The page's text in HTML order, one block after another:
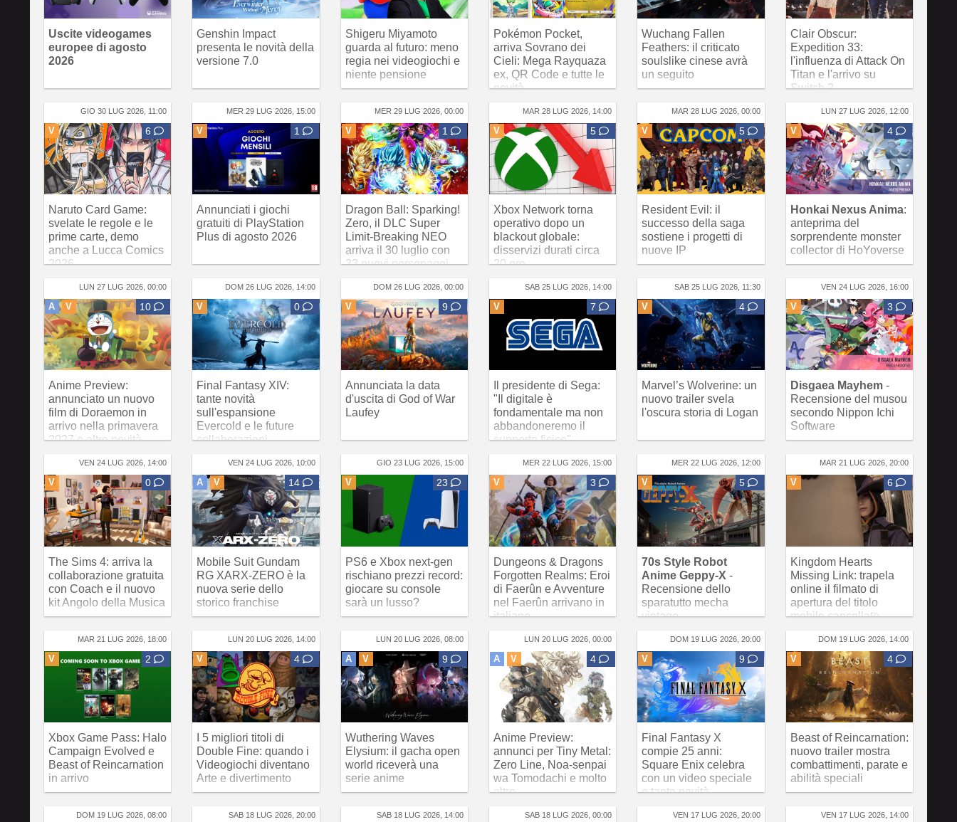
Uscite videogames
europee di agosto
2026
Genshin Impact
presenta le novità della
versione 7.0
Shigeru Miyamoto
guarda al futuro: meno
regia nei videogiochi e
niente pensione
Pokémon Pocket,
arriva Sovrano dei
Cieli: Mega Rayquaza
ex, QR Code e tutte le
novità
Wuchang Fallen
Feathers: il criticato
soulslike cinese avrà
un seguito
Clair Obscur:
Expedition 33:
l'influenza di Attack On
Titan e l'arrivo su
Switch 2
GIO 30 LUG 2026, 11:00
V 6
Naruto Card Game:
svelate le regole e le
prime carte, demo
anche a Lucca Comics
2026
MER 29 LUG 2026, 15:00
V 1
Annunciati i giochi
gratuiti di PlayStation
Plus di agosto 2026
MER 29 LUG 2026, 00:00
V 1
Dragon Ball: Sparking!
Zero, il DLC Super
Limit-Breaking NEO
arriva il 30 luglio con
33 nuovi personaggi
MAR 28 LUG 2026, 14:00
V 5
Xbox Network torna
operativo dopo un
blackout globale:
disservizi durati circa
20 ore
MAR 28 LUG 2026, 00:00
V 5
Resident Evil: il
successo della saga
sostiene i progetti di
nuove IP
LUN 27 LUG 2026, 12:00
V 4
Honkai Nexus Anima:
anteprima del
sorprendente monster
collector di HoYoverse
LUN 27 LUG 2026, 00:00
A V 10
Anime Preview:
annunciato un nuovo
film di Doraemon in
arrivo nella primavera
2027 e altre novità
DOM 26 LUG 2026, 14:00
V 0
Final Fantasy XIV:
tante novità
sull'espansione
Evercold e le future
collaborazioni
DOM 26 LUG 2026, 00:00
V 9
Annunciata la data
d'uscita di God of War
Laufey
SAB 25 LUG 2026, 14:00
V 7
Il presidente di Sega:
"Il digitale è
fondamentale ma non
abbandoneremo il
supporto fisico"
SAB 25 LUG 2026, 11:30
V 4
Marvel’s Wolverine: un
nuovo trailer svela
l'oscura storia di Logan
VEN 24 LUG 2026, 16:00
V 3
Disgaea Mayhem-
Recensione del musou
secondo Nippon Ichi
Software
VEN 24 LUG 2026, 14:00
V 0
The Sims 4: arriva la
collaborazione gratuita
con Coach e il nuovo
kit Angolo della Musica
VEN 24 LUG 2026, 10:00
A V 14
Mobile Suit Gundam
RG XARX-ZERO è la
nuova serie dello
storico franchise
GIO 23 LUG 2026, 15:00
V 23
PS6 e Xbox next-gen
rischiano prezzi record:
giocare su console
sarà un lusso?
MER 22 LUG 2026, 15:00
V 3
Dungeons & Dragons
Forgotten Realms: Eroi
di Faerûn e Avventure
nel Faerûn arrivano in
italiano
MER 22 LUG 2026, 12:00
V 5
70s Style Robot
Anime Geppy-X -
Recensione dello
sparatutto mecha
vintage
MAR 21 LUG 2026, 20:00
V 6
Kingdom Hearts
Missing Link: trapela
online il filmato di
apertura del titolo
mobile cancellato
MAR 21 LUG 2026, 18:00
V 2
Xbox Game Pass: Halo
Campaign Evolved e
Beast of Reincarnation
in arrivo
LUN 20 LUG 2026, 14:00
V 4
I 5 migliori titoli di
Double Fine: quando i
Videogiochi diventano
Arte e divertimento
LUN 20 LUG 2026, 08:00
A V 9
Wuthering Waves
Elysium: il gacha open
world riceverà una
serie anime
LUN 20 LUG 2026, 00:00
A V 4
Anime Preview:
annunci per Tiny Metal:
Zero Line, Noa-senpai
wa Tomodachi e molto
altro
DOM 19 LUG 2026, 20:00
V 9
Final Fantasy X
compie 25 anni:
Square Enix celebra
con un video speciale
e tante novità
DOM 19 LUG 2026, 14:00
V 4
Beast of Reincarnation:
nuovo trailer mostra
combattimenti, parate e
abilità speciali
DOM 19 LUG 2026, 08:00 SAB 18 LUG 2026, 20:00 SAB 18 LUG 2026, 14:00 SAB 18 LUG 2026, 00:00 VEN 17 LUG 2026, 20:00 VEN 17 LUG 2026, 14:00